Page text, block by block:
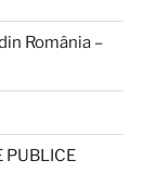
România –
PUBLICE